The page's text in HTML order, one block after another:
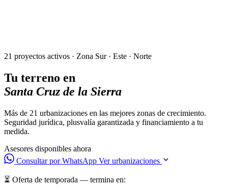
21 proyectos activos · Zona Sur · Este · Norte
Tu terreno en
Santa Cruz de la Sierra
Más de 21 urbanizaciones en las mejores zonas de crecimiento.
Seguridad jurídica, plusvalía garantizada y financiamiento a tu
medida.
Asesores disponibles ahora
Consultar por WhatsApp Ver urbanizaciones
⏳ Oferta de temporada — termina en: